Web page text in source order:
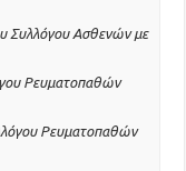
Συλλόγου Ασθενών με
Ρευματοπαθών
Ρευματοπαθών